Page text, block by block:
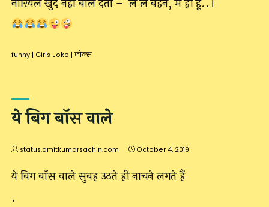
नारियल खुद नहीं बोल देता – ‘ले ले बहन, मैं ही हूं..।
funny Girls Joke जोक्स
ये बिग बॉस वाले
status.amitkumarsachin.com October 4, 2019
ये बिग बॉस वाले सुबह उठते ही नाचने लगते हैं
.